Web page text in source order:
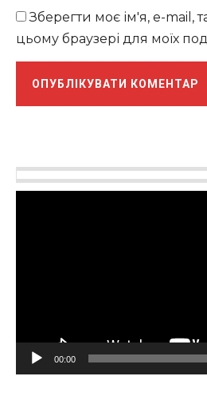
Зберегти моє ім'я, e-mail,
цьому браузері для моїх
00:00